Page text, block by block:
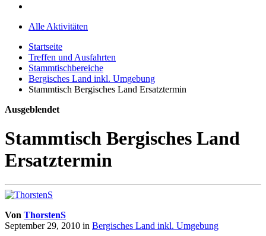
Alle Aktivitäten
Startseite
Treffen und Ausfahrten
Stammtischbereiche
Bergisches Land inkl. Umgebung
Stammtisch Bergisches Land Ersatztermin
Ausgeblendet
Stammtisch Bergisches Land
Ersatztermin
Von ThorstenS
September 29, 2010 in Bergisches Land inkl. Umgebung